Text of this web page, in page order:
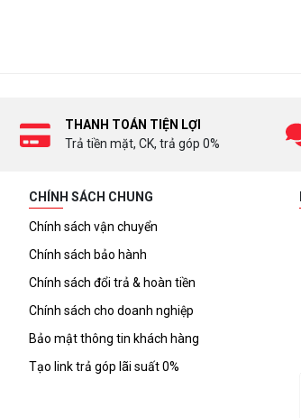
THANH TOÁN TIỆN LỢI
Trả tiền mặt, CK, trả góp 0%
CHÍNH SÁCH CHUNG
Chính sách vận chuyển
Chính sách bảo hành
Chính sách đổi trả & hoàn tiền
Chính sách cho doanh nghiệp
Bảo mật thông tin khách hàng
Tạo link trả góp lãi suất 0%